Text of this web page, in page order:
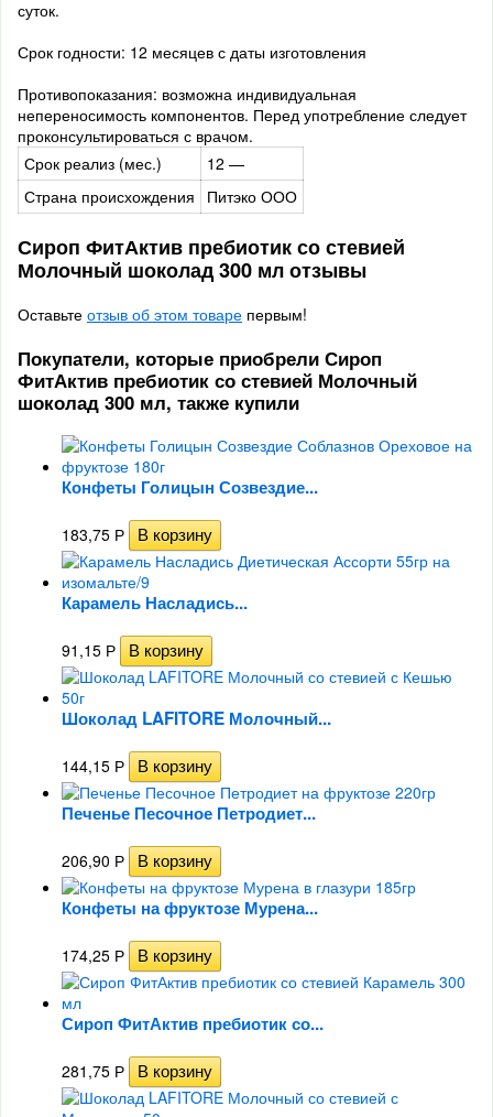
суток.
Срок годности: 12 месяцев с даты изготовления
Противопоказания: возможна индивидуальная
непереносимость компонентов. Перед употребление следует
проконсультироваться с врачом.
Срок реализ (мес.)
12 —
Страна происхождения
Питэко ООО
Сироп ФитАктив пребиотик со стевией
Молочный шоколад 300 мл отзывы
Оставьте отзыв об этом товаре первым!
Покупатели, которые приобрели Сироп
ФитАктив пребиотик со стевией Молочный
шоколад 300 мл, также купили
Конфеты Голицын Созвездие...
183,75 Р
Карамель Насладись...
91,15 Р
Шоколад LAFITORE Молочный...
144,15 Р
Печенье Песочное Петродиет...
206,90 Р
Конфеты на фруктозе Мурена...
174,25 Р
Сироп ФитАктив пребиотик со...
281,75 Р